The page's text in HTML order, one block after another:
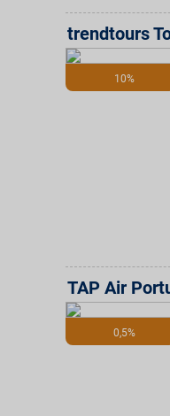
10%
trendtours
0,5%
TAP Air